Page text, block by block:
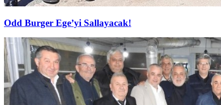
Odd Burger Ege’yi Sallayacak!